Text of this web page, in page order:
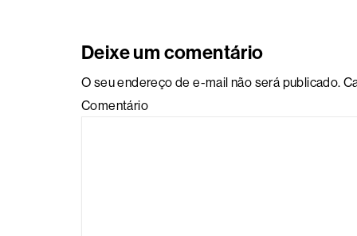
Deixe um comentário
O seu endereço de e-mail não será publicado.
Comentário